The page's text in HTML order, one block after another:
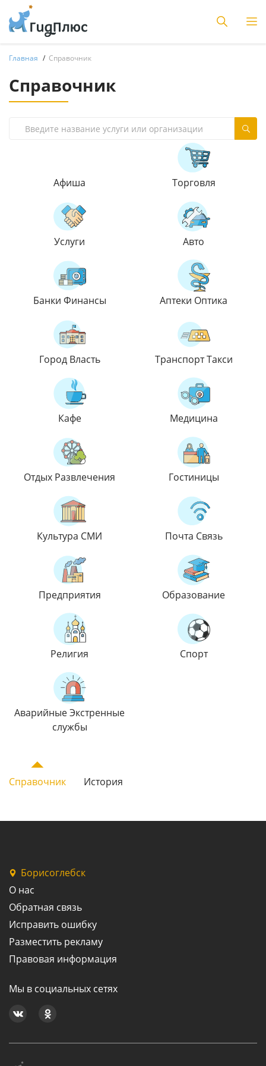
Главная Справочник
Справочник
Афиша Торговля
Услуги Авто
Банки Финансы Аптеки Оптика
Город Власть Транспорт Такси
Кафе Медицина
Отдых Развлечения Гостиницы
Культура СМИ Почта Связь
Предприятия Образование
Религия Спорт
Аварийные Экстренные
службы
Справочник История
Борисоглебск
О нас
Обратная связь
Исправить ошибку
Разместить рекламу
Правовая информация
Мы в социальных сетях